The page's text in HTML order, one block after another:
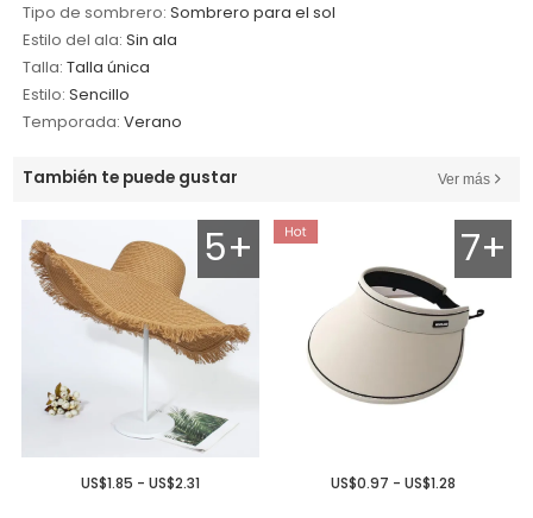
Tipo de sombrero: Sombrero para el sol
Estilo del ala: Sin ala
Talla: Talla única
Estilo: Sencillo
Temporada: Verano
También te puede gustar Ver más
5+
US$1.85 - US$2.31
7+
US$0.97 - US$1.28